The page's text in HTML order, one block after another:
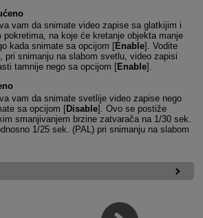
vam da snimate video zapise sa glatkijim i
pokretima, na koje će kretanje objekta manje
kada snimate sa opcijom [Enable]. Vodite
pri snimanju na slabom svetlu, video zapisi
tamnije nego sa opcijom [Enable].
vam da snimate svetlije video zapise nego
sa opcijom [Disable]. Ovo se postiže
smanjivanjem brzine zatvarača na 1/30 sek.
1/25 sek. (PAL) pri snimanju na slabom